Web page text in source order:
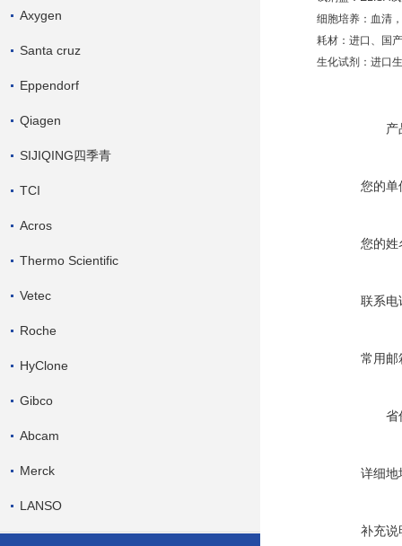
Axygen
Santa cruz
Eppendorf
Qiagen
SIJIQING四季青
TCI
Acros
Thermo Scientific
Vetec
Roche
HyClone
Gibco
Abcam
Merck
LANSO
细胞培养：血清
耗材：进口、国
生化试剂：进口
产
您的单
您的姓
联系电
常用邮
省
详细地
补充说